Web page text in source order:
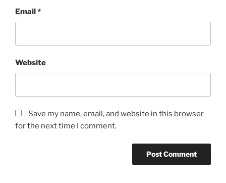
Email*
Website
Save my name, email, and website in this browser
for the next time I comment.